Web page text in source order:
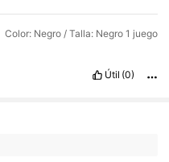
Color: Negro / Talla: Negro 1 juego
Útil (0)